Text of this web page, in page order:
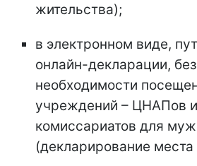
жительства);
в электронном виде,
онлайн-декларации, без
необходимости
учреждений – ЦНАПов
комиссариатов для
(декларирование